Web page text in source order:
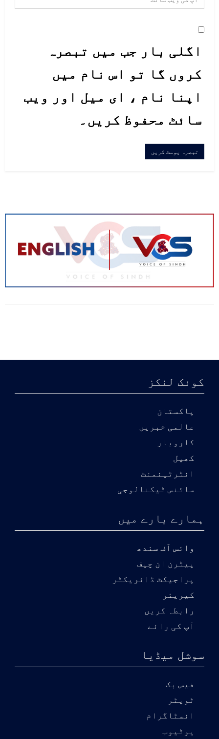
اگلی بار جب میں تبصرہ
کروں گا تو اس نام میں
اپنا نام ، ای میل اور ویب
سائٹ محفوظ کریں۔
کوئک لنکز
پاکستان
عالمی خبریں
کاروبار
کھیل
انٹرٹینمنٹ
سائنس ٹیکنالوجی
ہمارے بارے میں
وائس آف سندھ
پیٹرن ان چیف
پراجیکٹ ڈائریکٹر
کیریئر
رابطہ کریں
آپ کی رائے
سوشل میڈیا
فیس بک
ٹویٹر
انسٹاگرام
یوٹیوب